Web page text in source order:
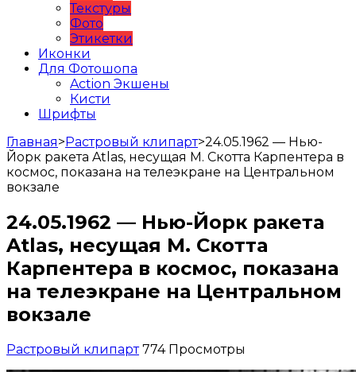
Текстуры
Фото
Этикетки
Иконки
Для Фотошопа
Action Экшены
Кисти
Шрифты
Главная>Растровый клипарт>24.05.1962 — Нью-
Йорк ракета Atlas, несущая М. Скотта Карпентера в
космос, показана на телеэкране на Центральном
вокзале
24.05.1962 — Нью-Йорк ракета
Atlas, несущая М. Скотта
Карпентера в космос, показана
на телеэкране на Центральном
вокзале
Растровый клипарт 774 Просмотры